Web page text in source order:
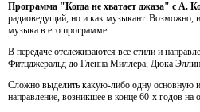
Программа "Когда не хватает джаза" с А.
радиоведущий, но и как музыкант. Возможно,
музыка в его программе.
В передаче отслеживаются все стили и
Фитцджеральд до Гленна Миллера, Дюка
Сложно выделить какую-либо одну основную
направление, возникшее в конце 60-х годов на